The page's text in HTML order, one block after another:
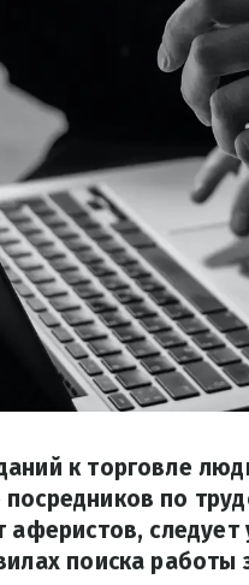
к торговле
по
поиска работы